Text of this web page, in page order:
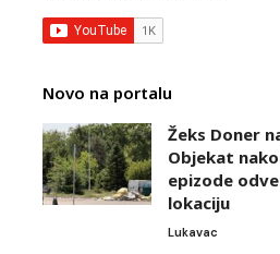
Novo na portalu
Žeks Doner
Objekat
epizode
lokaciju
Lukavac